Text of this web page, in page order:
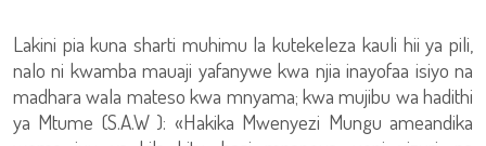
Lakini pia kuna sharti muhimu la kutekeleza kauli hii ya pili,
nalo ni kwamba mauaji yafanywe kwa njia inayofaa isiyo na
madhara wala mateso kwa mnyama; kwa mujibu wa hadithi
ya Mtume (S.A.W ): «Hakika Mwenyezi Mungu ameandika